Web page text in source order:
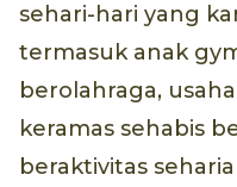
sehari-hari yang
termasuk anak
berolahraga,
keramas sehabis
beraktivitas